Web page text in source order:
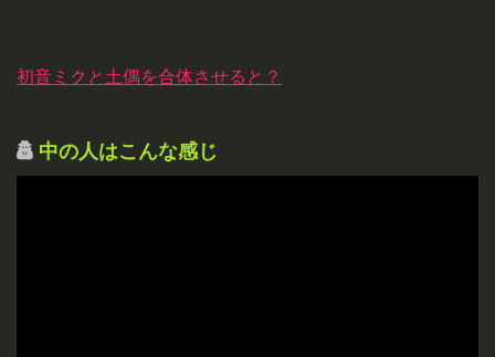
初音ミクと土偶を合体させると？
中の人はこんな感じ